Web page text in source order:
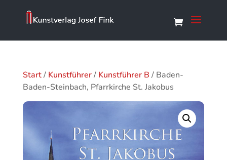
Start/ Kunstführer/ Kunstführer B / Baden-
Baden-Steinbach, Pfarrkirche St. Jakobus